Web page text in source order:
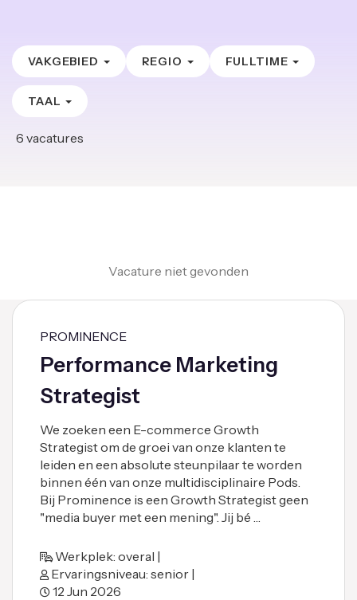
VAKGEBIED REGIO FULLTIME
TAAL
6 vacatures
Vacature niet gevonden
PROMINENCE
Performance Marketing
Strategist
We zoeken een E-commerce Growth
Strategist om de groei van onze klanten te
leiden en een absolute steunpilaar te worden
binnen één van onze multidisciplinaire Pods.
Bij Prominence is een Growth Strategist geen
"media buyer met een mening". Jij bé …
Werkplek: overal |
Ervaringsniveau: senior |
12 Jun 2026